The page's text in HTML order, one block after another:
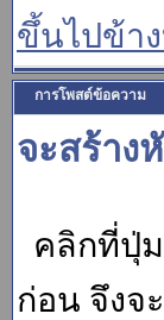
ขึ้นไปข้า
การโพสต์ข้อความ
จะสร้าง
คลิกที่ปุ่
ก่อน จึงจ